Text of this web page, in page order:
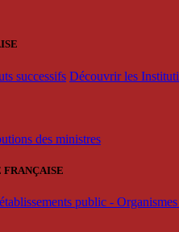
successifs Découvrir les
des ministres
public -